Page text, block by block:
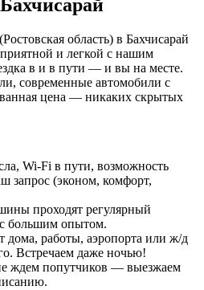
область) в Бахчисарай
и легкой с нашим
в и в пути — и вы на месте.
современные автомобили с
цена — никаких скрытых
Wi-Fi в пути, возможность
запрос (эконом, комфорт,
проходят регулярный
большим опытом.
дома, работы, аэропорта или ж/д
Встречаем даже ночью!
ждем попутчиков — выезжаем